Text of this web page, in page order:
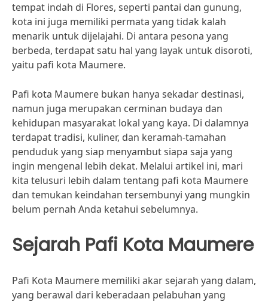
tempat indah di Flores, seperti pantai dan gunung,
kota ini juga memiliki permata yang tidak kalah
menarik untuk dijelajahi. Di antara pesona yang
berbeda, terdapat satu hal yang layak untuk disoroti,
yaitu pafi kota Maumere.
Pafi kota Maumere bukan hanya sekadar destinasi,
namun juga merupakan cerminan budaya dan
kehidupan masyarakat lokal yang kaya. Di dalamnya
terdapat tradisi, kuliner, dan keramah-tamahan
penduduk yang siap menyambut siapa saja yang
ingin mengenal lebih dekat. Melalui artikel ini, mari
kita telusuri lebih dalam tentang pafi kota Maumere
dan temukan keindahan tersembunyi yang mungkin
belum pernah Anda ketahui sebelumnya.
Sejarah Pafi Kota Maumere
Pafi Kota Maumere memiliki akar sejarah yang dalam,
yang berawal dari keberadaan pelabuhan yang